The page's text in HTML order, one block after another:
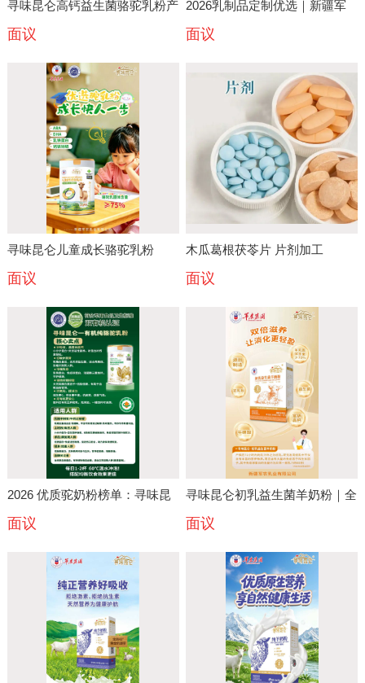
寻味昆仑高钙益生菌骆驼乳粉产
品详细说明
面议
2026乳制品定制优选｜新疆军
农乳业驼奶/羊奶OEM&ODM
面议
寻味昆仑儿童成长骆驼乳粉
面议
木瓜葛根茯苓片 片剂加工
面议
2026 优质驼奶粉榜单：寻味昆
仑有机纯驼乳粉详细测评
面议
寻味昆仑初乳益生菌羊奶粉｜全
家营养配方乳品产品详情
面议